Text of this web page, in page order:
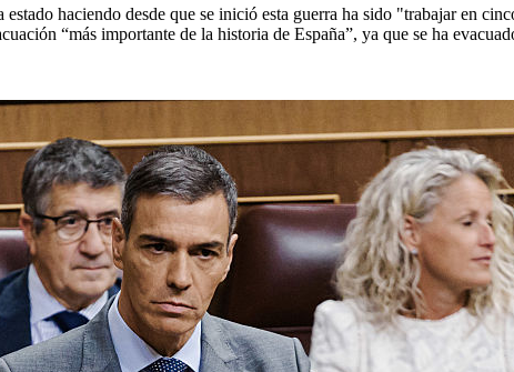
haciendo desde que se inició esta guerra ha sido "trabajar en
“más importante de la historia de España”, ya que se ha